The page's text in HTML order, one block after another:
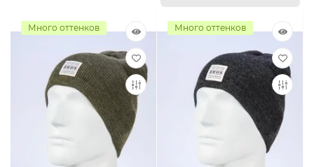
Много оттенков Много оттенков